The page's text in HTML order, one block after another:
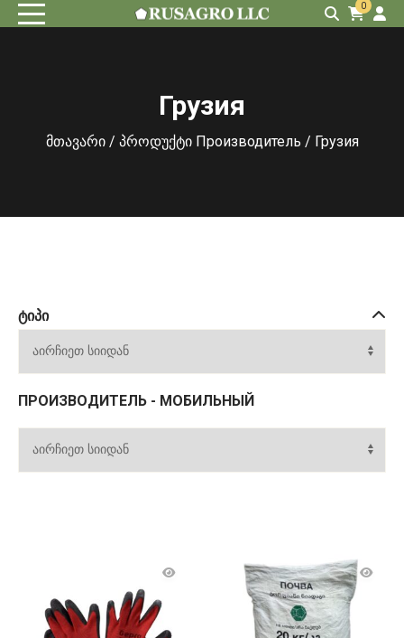
0
Грузия
მთავარი/ პროდუქტი Производитель / Грузия
ᲢᲘᲞᲘ
ПРОИЗВОДИТЕЛЬ - МОБИЛЬНЫЙ